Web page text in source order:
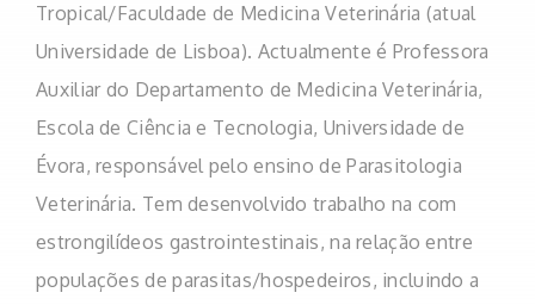
Tropical/Faculdade de Medicina Veterinária (atual
Universidade de Lisboa). Actualmente é Professora
Auxiliar do Departamento de Medicina Veterinária,
Escola de Ciência e Tecnologia, Universidade de
Évora, responsável pelo ensino de Parasitologia
Veterinária. Tem desenvolvido trabalho na com
estrongilídeos gastrointestinais, na relação entre
populações de parasitas/hospedeiros, incluindo a